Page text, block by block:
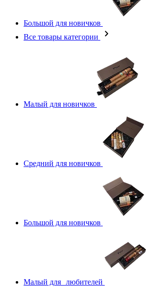
Большой для новичков
Все товары категории
Малый для новичков
Средний для новичков
Большой для новичков
Малый для любителей